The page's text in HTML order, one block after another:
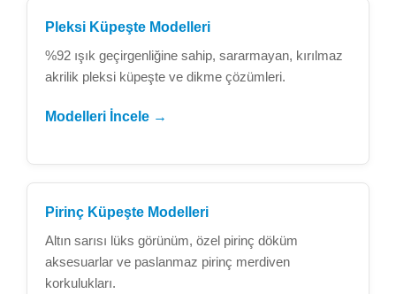
Pleksi Küpeşte Modelleri
%92 ışık geçirgenliğine sahip, sararmayan, kırılmaz
akrilik pleksi küpeşte ve dikme çözümleri.
Modelleri İncele →
Pirinç Küpeşte Modelleri
Altın sarısı lüks görünüm, özel pirinç döküm
aksesuarlar ve paslanmaz pirinç merdiven
korkulukları.